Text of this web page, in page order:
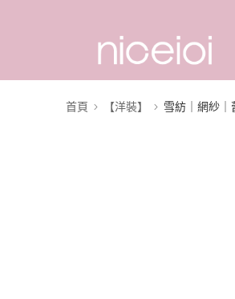
首頁 【洋裝】 雪紡｜網紗｜